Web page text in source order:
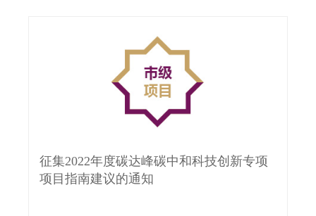
征集2022年度碳达峰碳中和科技创新专项
项目指南建议的通知